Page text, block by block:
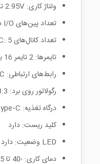
ولتاژ کاری: 2.95V تا 5.5V
تعداد پین‌های I/O دیجیتال: 16
تعداد کانال‌های ADC: 5 کانال با دقت 10 بیت
تایمرها: 2 تایمر 16 بیتی و 1 تایمر 8 بیتی
رابط‌های ارتباطی: UART ،SPI ،I2C
رگولاتور روی برد: AMS1117‑3.3
درگاه تغذیه: USB Type‑C
کلید ریست: دارد
LED وضعیت: دارد
دمای کاری: -40 تا 85 درجه سانتی‌گراد